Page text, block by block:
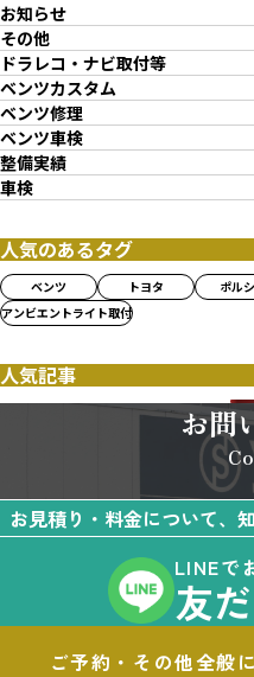
お知らせ
その他
ドラレコ・ナビ取付等
ベンツカスタム
ベンツ修理
ベンツ車検
整備実績
車検
人気のあるタグ
ベンツ トヨタ ポル
アンビエントライト取付
人気記事
お問
お見積り・料金について、
LINEで
友
ご予約・その他全般